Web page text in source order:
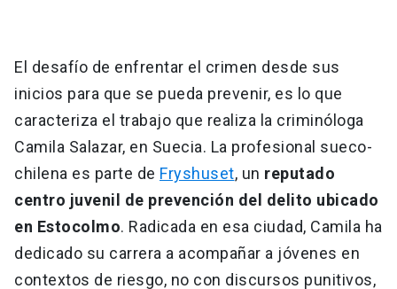
El desafío de enfrentar el crimen desde sus
inicios para que se pueda prevenir, es lo que
caracteriza el trabajo que realiza la criminóloga
Camila Salazar, en Suecia. La profesional sueco-
chilena es parte de Fryshuset, un reputado
centro juvenil de prevención del delito ubicado
en Estocolmo. Radicada en esa ciudad, Camila ha
dedicado su carrera a acompañar a jóvenes en
contextos de riesgo, no con discursos punitivos,